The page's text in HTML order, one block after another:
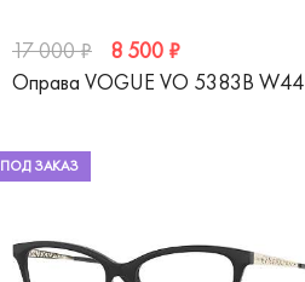
17 000 ₽
8 500 ₽
Оправа VOGUE VO 5383B W44
ПОД ЗАКАЗ